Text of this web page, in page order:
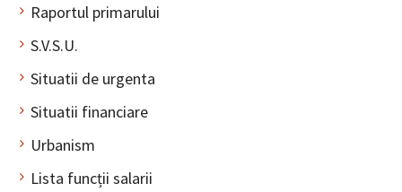
Raportul primarului
S.V.S.U.
Situatii de urgenta
Situatii financiare
Urbanism
Lista funcții salarii